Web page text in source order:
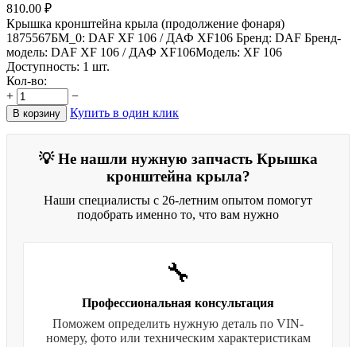
810.00 ₽
Крышка кронштейна крыла (продолжение фонаря)
1875567БМ_0: DAF XF 106 / ДАФ XF106 Бренд: DAF Бренд-
модель: DAF XF 106 / ДАФ XF106Модель: XF 106
Доступность: 1 шт.
Кол-во:
+
−
В корзину Купить в один клик
💡 Не нашли нужную запчасть Крышка
кронштейна крыла?
Наши специалисты с 26-летним опытом помогут
подобрать именно то, что вам нужно
🔧
Профессиональная консультация
Поможем определить нужную деталь по VIN-
номеру, фото или техническим характеристикам